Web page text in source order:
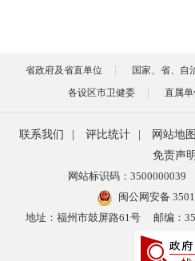
省政府及省直单位
国家、省、自
各设区市卫健委
直属单
联系我们 评比统计 网站地图
免责声明
网站标识码：3500000039
闽公网安备
地址：福州市鼓屏路61号
邮编：